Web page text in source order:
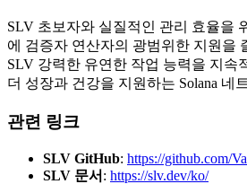
SLV 초보자와 실질적인 관리 효율을
에 검증자 연산자의 광범위한 지원을
SLV 강력한 유연한 작업 능력을 지속
더 성장과 건강을 지원하는 Solana 네
관련 링크
SLV GitHub: https://github.com/
SLV 문서 : https://slv.dev/ko/